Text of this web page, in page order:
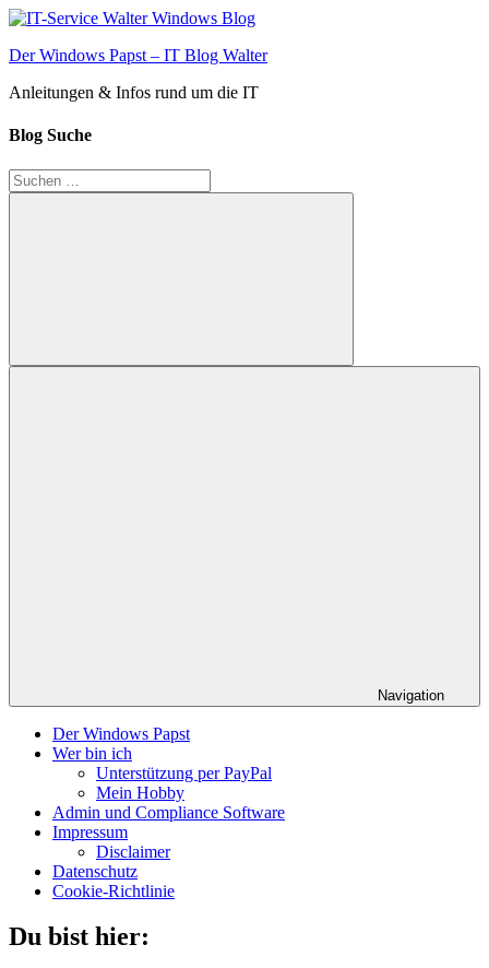
Zum
springen
Der Windows Papst – IT Blog Walter
Anleitungen & Infos rund um die IT
Blog Suche
Suchen
nach:
Suchen
Navigation
Der Windows Papst
Wer bin ich
Unterstützung per PayPal
Mein Hobby
Admin und Compliance Software
Impressum
Disclaimer
Datenschutz
Cookie-Richtlinie
Du bist hier: